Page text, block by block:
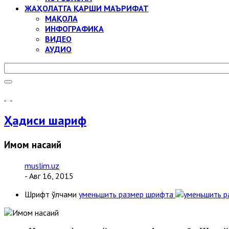
ЖАҲОЛАТГА ҚАРШИ МАЪРИФАТ
МАҚОЛА
ИНФОГРАФИКА
ВИДЕО
АУДИО
Ҳадиси шариф
Имом насаий
muslim.uz
- Авг 16, 2015
Шрифт ўлчами уменьшить размер шрифта